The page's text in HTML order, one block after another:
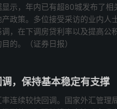
示，年内已有超80城发布了
政策。多位接受采访的业内人
，在下调房贷利率以及提高公
的。（证券日报）
，保持基本稳定有支撑
连续较快回调。国家外汇管理